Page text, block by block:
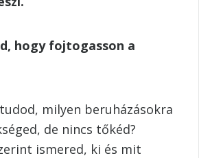
hogy fojtogasson a
milyen beruházásokra
de nincs tőkéd?
ismered, ki és mit